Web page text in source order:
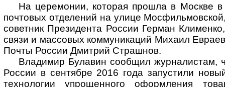
На церемонии, которая прошла в Москве
почтовых отделений на улице
советник Президента России Герман
связи и массовых коммуникаций Михаил
Почты России Дмитрий Страшнов.
Владимир Булавин сообщил журналистам,
России в сентябре 2016 года запустили
технологии упрощенного оформления